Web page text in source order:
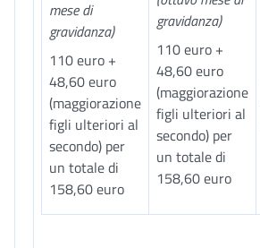
mese di
gravidanza)
110 euro +
48,60 euro
(maggiorazione
figli ulteriori al
secondo) per
un totale di
158,60 euro
gravidanza)
110 euro +
48,60 euro
(maggiorazione
figli ulteriori al
secondo) per
un totale di
158,60 euro